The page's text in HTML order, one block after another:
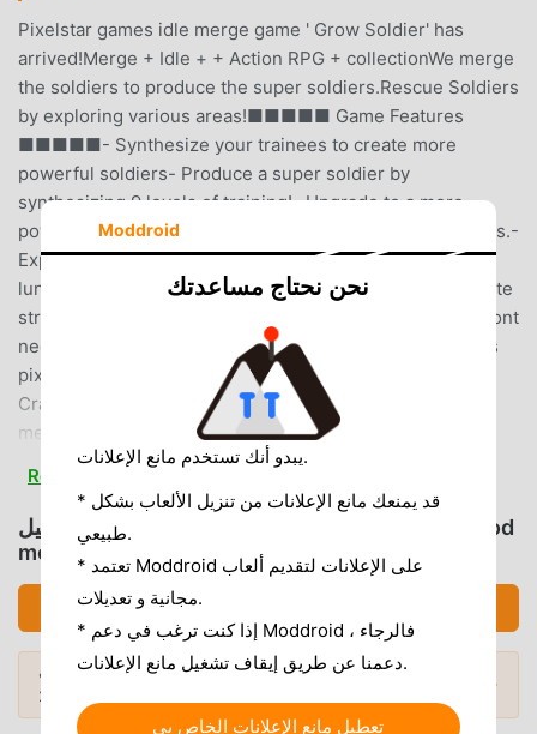
Pixelstar games idle merge game ' Grow Soldier' has
arrived!Merge + Idle + + Action RPG + collectionWe merge
the soldiers to produce the super soldiers.Rescue Soldiers
by exploring various areas!■■■■■ Game Features
■■■■■- Synthesize your trainees to create more
powerful soldiers- Produce a super soldier by
synthesizing 9 levels of training!- Upgrade to a more
powerful solider system- Collect various tanks and shells.-
Explore various areas and rescue soldiers!- Hunting
lunatic robots and aliens and winning items!- Demonstrate
strength through planetary conquest!# This game that dont
need wifi and play offline without internet.# This game is
pixelstar game's 2d retro idle game.[Samsung Galaxy
Crash Issue] Android 12- If a problem occurs, use the
method
below.https://pixelstargames.blogspot.com/2022/03/how-
to-fix-android-12-freezing.html
Grow Soldier باعتبارها لعبة شائعة جدًا adventure مؤخرًا ،
اكتسبت الكثير من المعجبين في جميع أنحاء العالم الذين يحبون
ألعاب adventure. إذا كنت ترغب في تنزيل هذه اللعبة ، كأكبر موقع
لتنزيل الألعاب المجانية APK في العالم - moddroid هو خيارك
الأفضل. لا يوفر لك moddroid أحدث إصدار من Grow Soldier
Read more
تحميل Grow Soldier (MOD, Unlimited money/God
mode/Max level)
هل تريد المزيد؟ تصفح أشهر تطبيقات Mod APK
المودات الشائعة →
Moddroid
نحن نحتاج مساعدتك
يبدو أنك تستخدم مانع الإعلانات.
* قد يمنعك مانع الإعلانات من تنزيل الألعاب بشكل
طبيعي.
* تعتمد Moddroid على الإعلانات لتقديم ألعاب
مجانية و تعديلات.
* إذا كنت ترغب في دعم Moddroid ، فالرجاء
دعمنا عن طريق إيقاف تشغيل مانع الإعلانات.
تعطيل مانع الإعلانات الخاص بي